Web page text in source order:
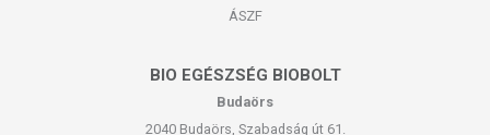
ÁSZF
BIO EGÉSZSÉG BIOBOLT
Budaörs
2040 Budaörs, Szabadság út 61.